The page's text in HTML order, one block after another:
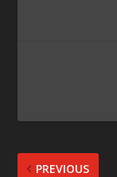
PREVIOUS